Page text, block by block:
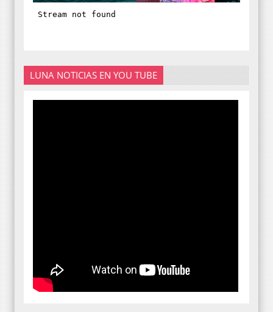
LUNA NOTICIAS EN YOU TUBE